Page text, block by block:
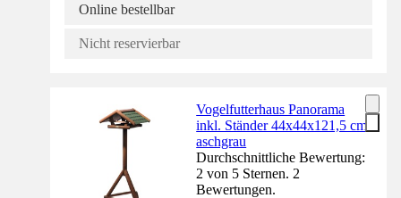
Online bestellbar
Nicht reservierbar
Vogelfutterhaus Panorama
inkl. Ständer 44x44x121,5 cm
aschgrau
Durchschnittliche Bewertung:
2 von 5 Sternen. 2
Bewertungen.